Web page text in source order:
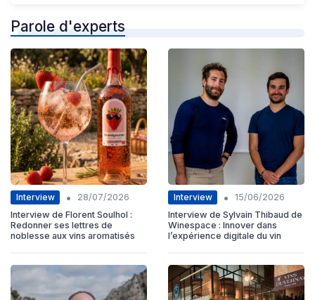
Parole d'experts
Interview •
28/07/2026
Interview de Florent Soulhol :
Redonner ses lettres de
noblesse aux vins aromatisés
Interview •
15/06/2026
Interview de Sylvain Thibaud de
Winespace : Innover dans
l’expérience digitale du vin